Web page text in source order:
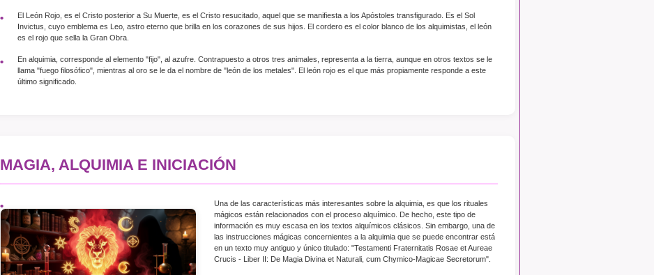
El León Rojo, es el Cristo posterior a Su Muerte, es el Cristo resucitado, aquel que se manifiesta a los Apóstoles transfigurado. Es el Sol
Invictus, cuyo emblema es Leo, astro eterno que brilla en los corazones de sus hijos. El cordero es el color blanco de los alquimistas, el león
es el rojo que sella la Gran Obra.
En alquimia, corresponde al elemento "fijo", al azufre. Contrapuesto a otros tres animales, representa a la tierra, aunque en otros textos se le
llama "fuego filosófico", mientras al oro se le da el nombre de "león de los metales". El león rojo es el que más propiamente responde a este
último significado.
MAGIA, ALQUIMIA E INICIACIÓN
Una de las características más interesantes sobre la alquimia, es que los rituales
mágicos están relacionados con el proceso alquímico. De hecho, este tipo de
información es muy escasa en los textos alquímicos clásicos. Sin embargo, una de
las instrucciones mágicas concernientes a la alquimia que se puede encontrar está
en un texto muy antiguo y único titulado: "Testamenti Fraternitatis Rosae et Aureae
Crucis - Liber II: De Magia Divina et Naturali, cum Chymico-Magicae Secretorum".